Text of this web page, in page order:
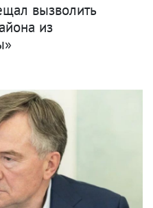
вызволить
из